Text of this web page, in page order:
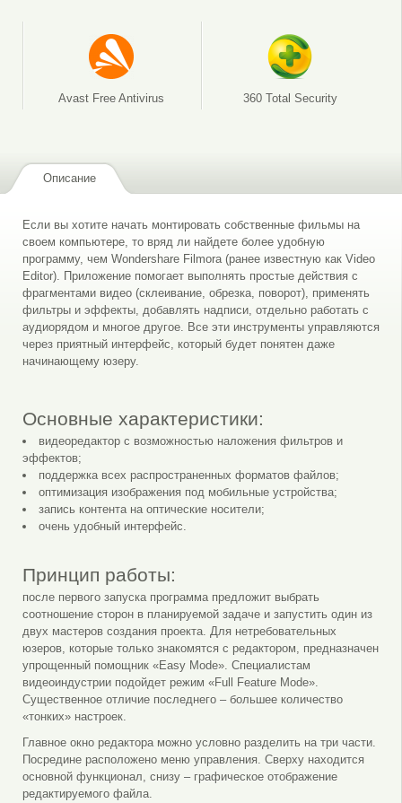
Avast Free Antivirus 360 Total Security
Описание
Если вы хотите начать монтировать собственные фильмы на
своем компьютере, то вряд ли найдете более удобную
программу, чем Wondershare Filmora (ранее известную как Video
Editor). Приложение помогает выполнять простые действия с
фрагментами видео (склеивание, обрезка, поворот), применять
фильтры и эффекты, добавлять надписи, отдельно работать с
аудиорядом и многое другое. Все эти инструменты управляются
через приятный интерфейс, который будет понятен даже
начинающему юзеру.
Основные характеристики:
видеоредактор с возможностью наложения фильтров и
эффектов;
поддержка всех распространенных форматов файлов;
оптимизация изображения под мобильные устройства;
запись контента на оптические носители;
очень удобный интерфейс.
Принцип работы:
после первого запуска программа предложит выбрать
соотношение сторон в планируемой задаче и запустить один из
двух мастеров создания проекта. Для нетребовательных
юзеров, которые только знакомятся с редактором, предназначен
упрощенный помощник «Easy Mode». Специалистам
видеоиндустрии подойдет режим «Full Feature Mode».
Существенное отличие последнего – большее количество
«тонких» настроек.
Главное окно редактора можно условно разделить на три части.
Посредине расположено меню управления. Сверху находится
основной функционал, снизу – графическое отображение
редактируемого файла.